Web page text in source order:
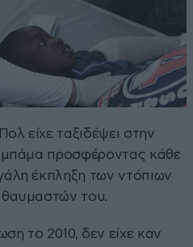
είχε ταξιδέψει στην
προσφέροντας κάθε
έκπληξη των ντόπιων
θαυμαστών του.
το 2010, δεν είχε καν